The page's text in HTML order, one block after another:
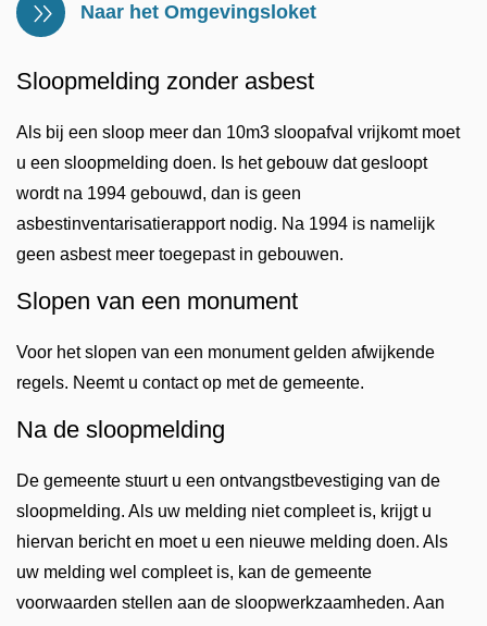
Naar het Omgevingsloket
Sloopmelding zonder asbest
Als bij een sloop meer dan 10m3 sloopafval vrijkomt moet
u een sloopmelding doen. Is het gebouw dat gesloopt
wordt na 1994 gebouwd, dan is geen
asbestinventarisatierapport nodig. Na 1994 is namelijk
geen asbest meer toegepast in gebouwen.
Slopen van een monument
Voor het slopen van een monument gelden afwijkende
regels. Neemt u contact op met de gemeente.
Na de sloopmelding
De gemeente stuurt u een ontvangstbevestiging van de
sloopmelding. Als uw melding niet compleet is, krijgt u
hiervan bericht en moet u een nieuwe melding doen. Als
uw melding wel compleet is, kan de gemeente
voorwaarden stellen aan de sloopwerkzaamheden. Aan